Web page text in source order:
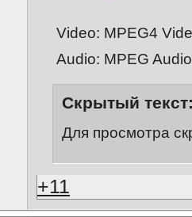
Video: MPEG4
Audio: MPEG
Скрытый
Для просмотра
+11